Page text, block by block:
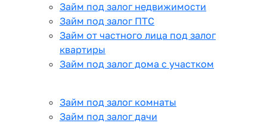
Займ под залог недвижимости
Займ под залог ПТС
Займ от частного лица под залог
квартиры
Займ под залог дома с участком
Займ под залог комнаты
Займ под залог дачи